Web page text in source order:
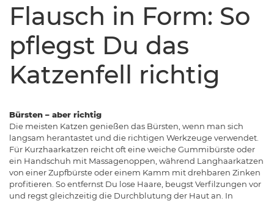
Flausch in Form: So
pflegst Du das
Katzenfell richtig
Bürsten – aber richtig
Die meisten Katzen genießen das Bürsten, wenn man sich
langsam herantastet und die richtigen Werkzeuge verwendet.
Für Kurzhaarkatzen reicht oft eine weiche Gummibürste oder
ein Handschuh mit Massagenoppen, während Langhaarkatzen
von einer Zupfbürste oder einem Kamm mit drehbaren Zinken
profitieren. So entfernst Du lose Haare, beugst Verfilzungen vor
und regst gleichzeitig die Durchblutung der Haut an. In